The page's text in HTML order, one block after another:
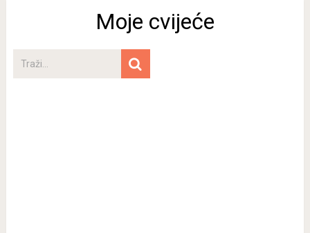
Moje cvijeće